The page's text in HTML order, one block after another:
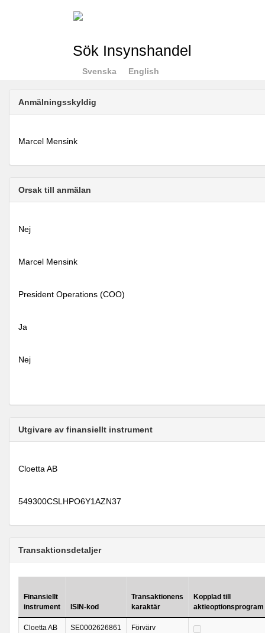
Sök Insynshandel
Svenska English
Anmälningsskyldig
Marcel Mensink
Orsak till anmälan
Nej
Marcel Mensink
President Operations (COO)
Ja
Nej
Utgivare av finansiellt instrument
Cloetta AB
549300CSLHPO6Y1AZN37
Transaktionsdetaljer
Finansiellt
instrument
ISIN-kod
Transaktionens
karaktär
Kopplad till
aktieoptionsprogram
Cloetta AB
SE0002626861 Förvärv